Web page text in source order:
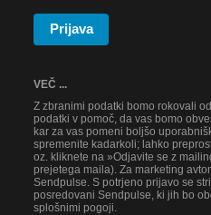
Prijava
VEČ ...
Z zbranimi podatki bomo rokovali
podatki v pomoč, da vas bomo
kar za vas pomeni boljšo
spremenite kadarkoli; lahko
oz. kliknete na »Odjavite se z
prejetega maila). Za marketing
Sendpulse. S potrjeno prijavo se
posredovani Sendpulse, ki jih bo
splošnimi pogoji.